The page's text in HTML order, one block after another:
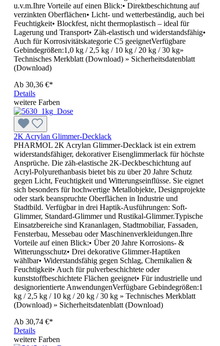
u.v.m.Ihre Vorteile auf einen Blick:• Direktbeschichtung auf
verzinkten Oberflächen• Licht- und wetterbeständig, auch bei
Feuchtigkeit• Blockfest, nicht thermoplastisch – ideal für
Lagerung und Transport• Zäh-elastisch und widerstandsfähig•
Auch für Korrosivitätskategorie C5 geeignetVerfügbare
Gebindegrößen:1,0 kg / 2,5 kg / 10 kg / 20 kg / 30 kg»
Technisches Merkblatt (Download) » Sicherheitsdatenblatt
(Download)
Ab 30,36 €*
Details
weitere Farben
2K Acrylan Glimmer-Decklack
PHARMOL 2K Acrylan Glimmer-Decklack ist ein extrem
widerstandsfähiger, dekorativer Eisenglimmerlack für höchste
Ansprüche. Die zäh-elastische 2K-Deckbeschichtung auf
Acryl-Polyurethanbasis bietet bis zu über 20 Jahre Schutz
gegen Licht, Feuchtigkeit und Witterungseinflüsse. Sie eignet
sich besonders für hochwertige Metallobjekte, Designprojekte
oder stark beanspruchte Oberflächen in Industrie und
Stadtbild. Verfügbar in drei Haptik-Ausführungen: Soft-
Glimmer, Standard-Glimmer und Rustikal-Glimmer.Typische
Einsatzbereiche sind Krananlagen, Stadtmobiliar, Fassaden,
Fensterbau, Messebau oder Maschinenverkleidungen.Ihre
Vorteile auf einen Blick:• Über 20 Jahre Korrosions- &
Witterungsschutz• Drei dekorative Glimmer-Haptiken
wählbar• Widerstandsfähig gegen Schlag, Chemikalien &
Feuchtigkeit• Auch für pulverbeschichtete oder
kunststoffbeschichtete Flächen geeignet• Für industrielle und
designorientierte AnwendungenVerfügbare Gebindegrößen:1
kg / 2,5 kg / 10 kg / 20 kg / 30 kg » Technisches Merkblatt
(Download) » Sicherheitsdatenblatt (Download)
Ab 30,74 €*
Details
weitere Farben